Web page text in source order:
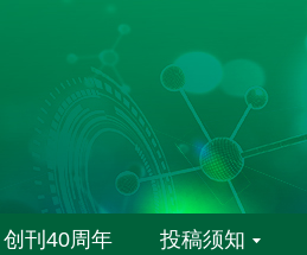
创刊40周年 投稿须知